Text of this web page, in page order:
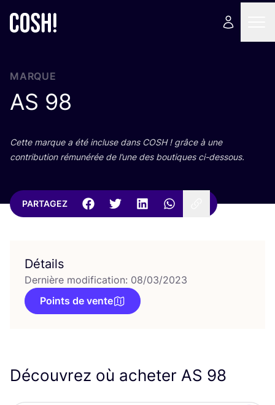
MARQUE
AS 98
Cette marque a été incluse dans COSH! grâce à une
contri­bu­tion rému­né­rée de l’une des bou­tiques ci-dessous.
PARTAGEZ
Détails
Dernière modification: 08/03/2023
Points de vente
Découvrez où acheter AS 98